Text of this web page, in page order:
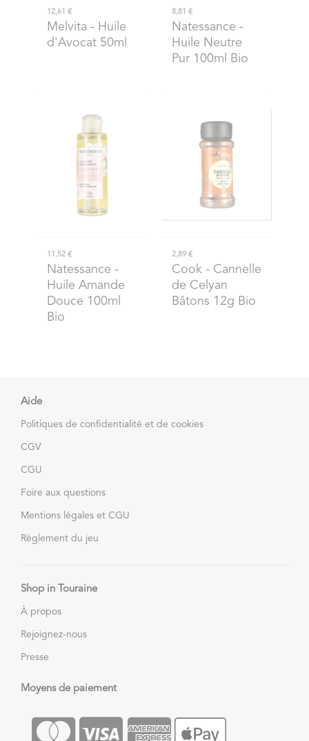
12,61 €
Melvita - Huile
d'Avocat 50ml
8,81 €
Natessance -
Huile Neutre
Pur 100ml Bio
11,52 €
Natessance -
Huile Amande
Douce 100ml
Bio
2,89 €
Cook- Cannelle
de Celyan
Bâtons 12g Bio
Aide
Politiques de confidentialité et de cookies
CGV
CGU
Foire aux questions
Mentions légales et CGU
Règlement du jeu
Shop in Touraine
À propos
Rejoignez-nous
Presse
Moyens de paiement